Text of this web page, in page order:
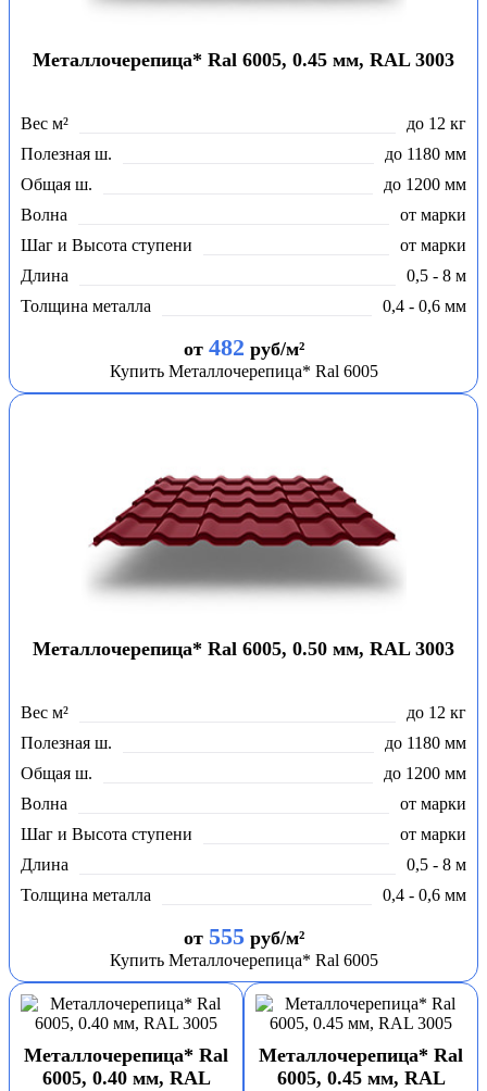
Металлочерепица* Ral 6005, 0.45 мм, RAL 3003
Вес м²
до 12 кг
Полезная ш.
до 1180 мм
Общая ш.
до 1200 мм
Волна
от марки
Шаг и Высота ступени
от марки
Длина
0,5 - 8 м
Толщина металла
0,4 - 0,6 мм
от 482 руб/м²
Купить Металлочерепица* Ral 6005
Металлочерепица* Ral 6005, 0.50 мм, RAL 3003
Вес м²
до 12 кг
Полезная ш.
до 1180 мм
Общая ш.
до 1200 мм
Волна
от марки
Шаг и Высота ступени
от марки
Длина
0,5 - 8 м
Толщина металла
0,4 - 0,6 мм
от 555руб/м²
Купить Металлочерепица* Ral 6005
Металлочерепица* Ral
6005, 0.40 мм, RAL
Металлочерепица* Ral
6005, 0.45 мм, RAL